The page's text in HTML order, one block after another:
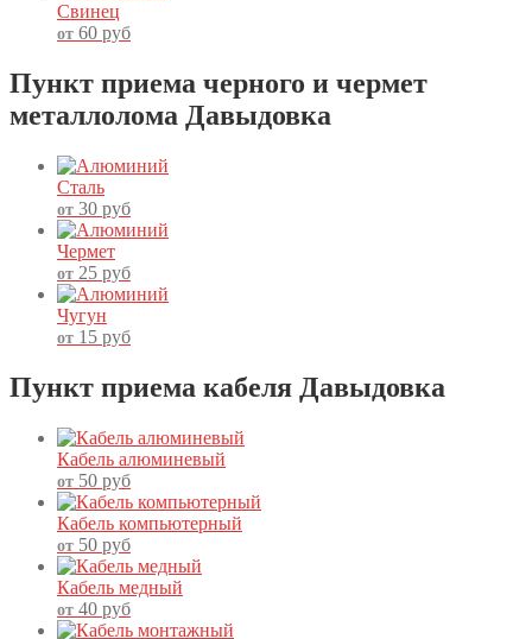
Свинец
от 60 руб
Пункт приема черного и чермет
металлолома Давыдовка
Сталь
от 30 руб
Чермет
от 25 руб
Чугун
от 15 руб
Пункт приема кабеля Давыдовка
Кабель алюминевый
от 50 руб
Кабель компьютерный
от 50 руб
Кабель медный
от 40 руб